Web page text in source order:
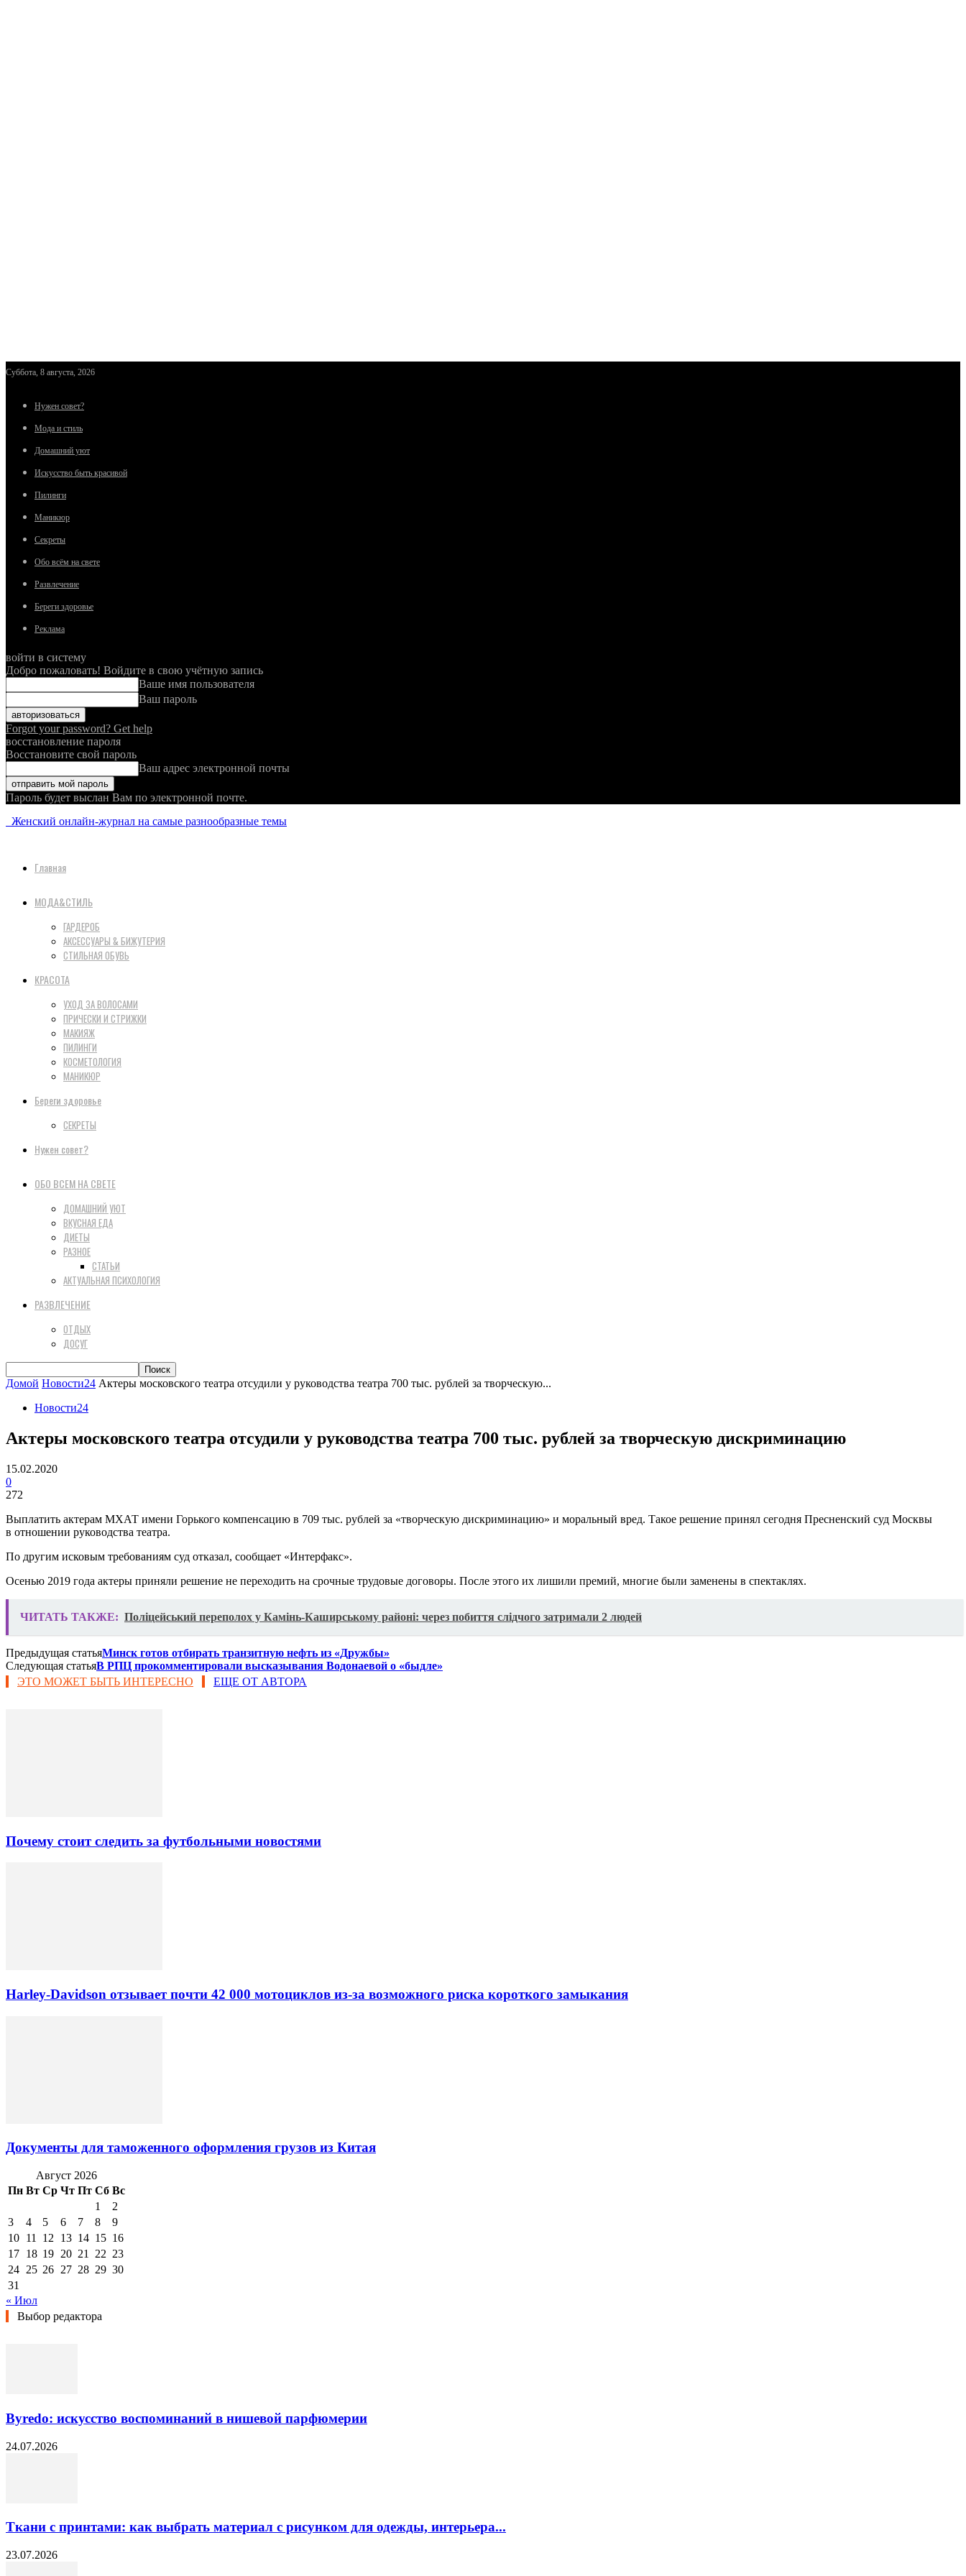
Суббота, 8 августа, 2026
Нужен совет?
Мода и стиль
Домашний уют
Искусство быть красивой
Пилинги
Маникюр
Секреты
Обо всём на свете
Развлечение
Береги здоровье
Реклама
войти в систему
Добро пожаловать! Войдите в свою учётную запись
Ваше имя пользователя
Ваш пароль
Forgot your password? Get help
восстановление пароля
Восстановите свой пароль
Ваш адрес электронной почты
Пароль будет выслан Вам по электронной почте.
Женский онлайн-журнал на самые разнообразные темы
Главная
МОДА&СТИЛЬ
ГАРДЕРОБ
АКСЕССУАРЫ & БИЖУТЕРИЯ
СТИЛЬНАЯ ОБУВЬ
КРАСОТА
УХОД ЗА ВОЛОСАМИ
ПРИЧЕСКИ И СТРИЖКИ
МАКИЯЖ
ПИЛИНГИ
КОСМЕТОЛОГИЯ
МАНИКЮР
Береги здоровье
СЕКРЕТЫ
Нужен совет?
ОБО ВСЕМ НА СВЕТЕ
ДОМАШНИЙ УЮТ
ВКУСНАЯ ЕДА
ДИЕТЫ
РАЗНОЕ
СТАТЬИ
АКТУАЛЬНАЯ ПСИХОЛОГИЯ
РАЗВЛЕЧЕНИЕ
ОТДЫХ
ДОСУГ
Домой Новости24 Актеры московского театра отсудили у руководства театра 700 тыс. рублей за творческую...
Новости24
Актеры московского театра отсудили у руководства театра 700 тыс. рублей за творческую дискриминацию
15.02.2020
0
272
Выплатить актерам МХАТ имени Горького компенсацию в 709 тыс. рублей за «творческую дискриминацию» и моральный вред. Такое решение принял сегодня Пресненский суд Москвы
в отношении руководства театра.
По другим исковым требованиям суд отказал, сообщает «Интерфакс».
Осенью 2019 года актеры приняли решение не переходить на срочные трудовые договоры. После этого их лишили премий, многие были заменены в спектаклях.
ЧИТАТЬ ТАКЖЕ: Поліцейський переполох у Камінь-Каширському районі: через побиття слідчого затримали 2 людей
Предыдущая статьяМинск готов отбирать транзитную нефть из «Дружбы»
Следующая статьяВ РПЦ прокомментировали высказывания Водонаевой о «быдле»
ЭТО МОЖЕТ БЫТЬ ИНТЕРЕСНО
ЕЩЕ ОТ АВТОРА
Почему стоит следить за футбольными новостями
Harley-Davidson отзывает почти 42 000 мотоциклов из-за возможного риска короткого замыкания
Документы для таможенного оформления грузов из Китая
Август 2026
Пн Вт Ср Чт Пт Сб Вс
1
2
3
4 5 6 7 8
9
10 11 12 13 14 15 16
17 18 19 20 21 22 23
24 25 26 27 28 29 30
31
« Июл
Выбор редактора
Byredo: искусство воспоминаний в нишевой парфюмерии
24.07.2026
Ткани с принтами: как выбрать материал с рисунком для одежды, интерьера...
23.07.2026